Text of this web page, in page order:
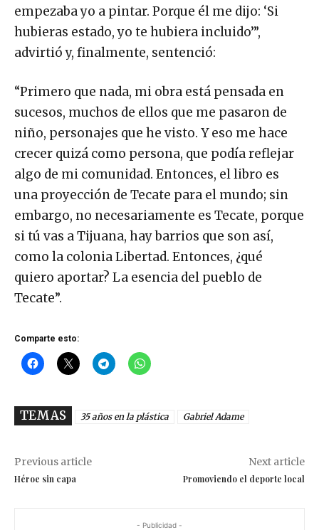
empezaba yo a pintar. Porque él me dijo: ‘Si
hubieras estado, yo te hubiera incluido’”,
advirtió y, finalmente, sentenció:
“Primero que nada, mi obra está pensada en
sucesos, muchos de ellos que me pasaron de
niño, personajes que he visto. Y eso me hace
crecer quizá como persona, que podía reflejar
algo de mi comunidad. Entonces, el libro es
una proyección de Tecate para el mundo; sin
embargo, no necesariamente es Tecate, porque
si tú vas a Tijuana, hay barrios que son así,
como la colonia Libertad. Entonces, ¿qué
quiero aportar? La esencia del pueblo de
Tecate”.
Comparte esto:
TEMAS 35 años en la plástica Gabriel Adame
Previous article
Héroe sin capa
Next article
Promoviendo el deporte local
- Publicidad -